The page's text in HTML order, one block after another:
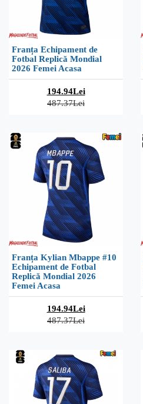
Franța Echipament de
Fotbal Replică Mondial
2026 Femei Acasa
194.94Lei
487.37Lei
Franța Kylian Mbappe #10
Echipament de Fotbal
Replică Mondial 2026
Femei Acasa
194.94Lei
487.37Lei